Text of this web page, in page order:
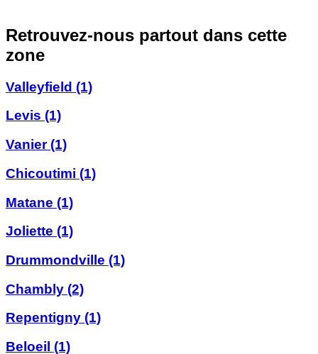
Retrouvez-nous partout dans cette
zone
Valleyfield (1)
Levis (1)
Vanier(1)
Chicoutimi (1)
Matane (1)
Joliette (1)
Drummondville (1)
Chambly (2)
Repentigny (1)
Beloeil (1)